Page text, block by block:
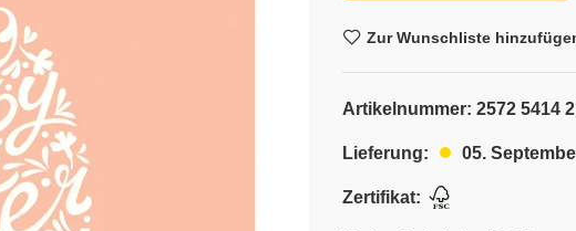
Zur Wunschliste
Artikelnummer: 2572 5414
Lieferung: 05.
Zertifikat: